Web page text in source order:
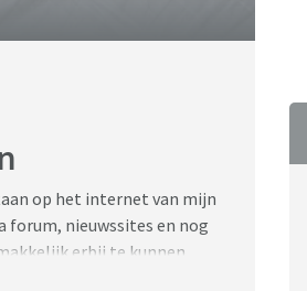
op het internet van mijn
forum, nieuwssites en nog
erbij te kunnen